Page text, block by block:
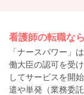
看護師の転職な
「ナースパワー」
働大臣の認可を受
してサービスを開
遣や単発（業務委